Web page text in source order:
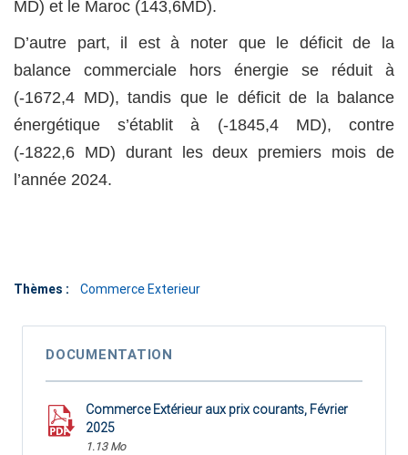
MD) et le Maroc (143,6MD).
D’autre part, il est à noter que le déficit de la
balance commerciale hors énergie se réduit à
(-1672,4 MD), tandis que le déficit de la balance
énergétique s’établit à (-1845,4 MD), contre
(-1822,6 MD) durant les deux premiers mois de
l’année 2024.
Thèmes : Commerce Exterieur
DOCUMENTATION
Commerce Extérieur aux prix courants, Février
2025
1.13 Mo